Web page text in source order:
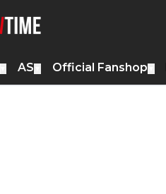
AS Official Fanshop